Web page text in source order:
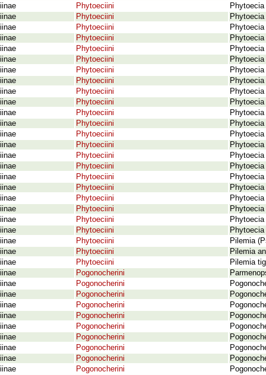
Phytoeciini
Phytoeciini
Phytoeciini
Phytoeciini
Phytoeciini
Phytoeciini
Phytoeciini
Phytoeciini
Phytoeciini
Phytoeciini
Phytoeciini
Phytoeciini
Phytoeciini
Phytoeciini
Phytoeciini
Phytoeciini
Phytoeciini
Phytoeciini
Phytoeciini
Phytoeciini
Phytoeciini
Phytoeciini
Phytoeciini
Pilemia
Phytoeciini
Pilemia
Phytoeciini
Pilemia
Pogonocherini
Pogonocherini
Pogonocherini
Pogonocherini
Pogonocherini
Pogonocherini
Pogonocherini
Pogonocherini
Pogonocherini
Pogonocherini